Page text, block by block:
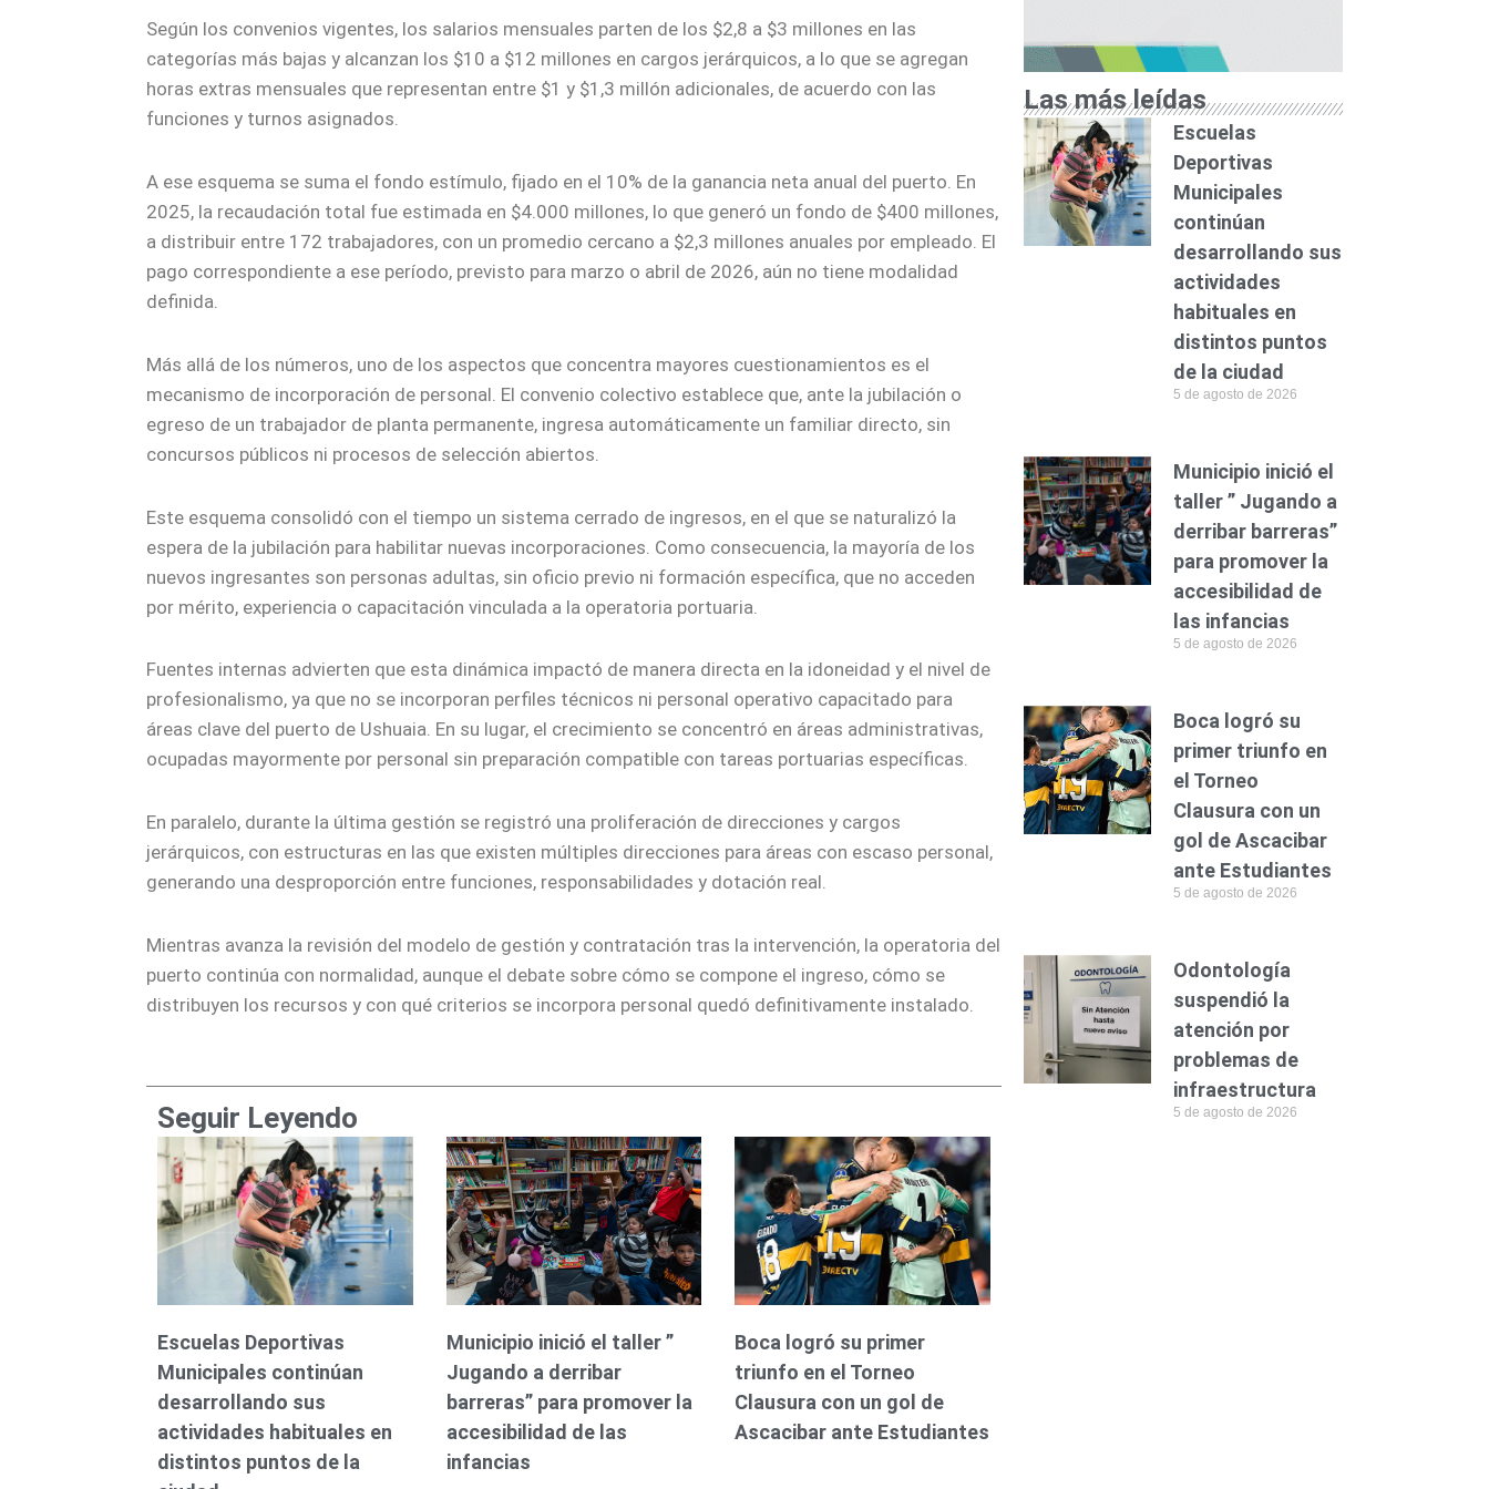
Según los convenios vigentes, los salarios mensuales parten de los $2,8 a $3 millones en las
categorías más bajas y alcanzan los $10 a $12 millones en cargos jerárquicos, a lo que se agregan
horas extras mensuales que representan entre $1 y $1,3 millón adicionales, de acuerdo con las
funciones y turnos asignados.
A ese esquema se suma el fondo estímulo, fijado en el 10% de la ganancia neta anual del puerto. En
2025, la recaudación total fue estimada en $4.000 millones, lo que generó un fondo de $400 millones,
a distribuir entre 172 trabajadores, con un promedio cercano a $2,3 millones anuales por empleado. El
pago correspondiente a ese período, previsto para marzo o abril de 2026, aún no tiene modalidad
definida.
Más allá de los números, uno de los aspectos que concentra mayores cuestionamientos es el
mecanismo de incorporación de personal. El convenio colectivo establece que, ante la jubilación o
egreso de un trabajador de planta permanente, ingresa automáticamente un familiar directo, sin
concursos públicos ni procesos de selección abiertos.
Este esquema consolidó con el tiempo un sistema cerrado de ingresos, en el que se naturalizó la
espera de la jubilación para habilitar nuevas incorporaciones. Como consecuencia, la mayoría de los
nuevos ingresantes son personas adultas, sin oficio previo ni formación específica, que no acceden
por mérito, experiencia o capacitación vinculada a la operatoria portuaria.
Fuentes internas advierten que esta dinámica impactó de manera directa en la idoneidad y el nivel de
profesionalismo, ya que no se incorporan perfiles técnicos ni personal operativo capacitado para
áreas clave del puerto de Ushuaia. En su lugar, el crecimiento se concentró en áreas administrativas,
ocupadas mayormente por personal sin preparación compatible con tareas portuarias específicas.
En paralelo, durante la última gestión se registró una proliferación de direcciones y cargos
jerárquicos, con estructuras en las que existen múltiples direcciones para áreas con escaso personal,
generando una desproporción entre funciones, responsabilidades y dotación real.
Mientras avanza la revisión del modelo de gestión y contratación tras la intervención, la operatoria del
puerto continúa con normalidad, aunque el debate sobre cómo se compone el ingreso, cómo se
distribuyen los recursos y con qué criterios se incorpora personal quedó definitivamente instalado.
Seguir Leyendo
Escuelas Deportivas
Municipales continúan
desarrollando sus
actividades habituales en
distintos puntos de la
Municipio inició el taller ”
Jugando a derribar
barreras” para promover la
accesibilidad de las
infancias
Boca logró su primer
triunfo en el Torneo
Clausura con un gol de
Ascacibar ante Estudiantes
Las más leídas
Escuelas
Deportivas
Municipales
continúan
desarrollando sus
actividades
habituales en
distintos puntos
de la ciudad
5 de agosto de 2026
Municipio inició el
taller ” Jugando a
derribar barreras”
para promover la
accesibilidad de
las infancias
5 de agosto de 2026
Boca logró su
primer triunfo en
el Torneo
Clausura con un
gol de Ascacibar
ante Estudiantes
5 de agosto de 2026
Odontología
suspendió la
atención por
problemas de
infraestructura
5 de agosto de 2026